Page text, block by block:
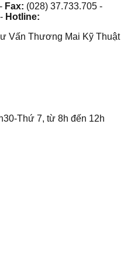
- Fax: (028) 37.733.705 -
- Hotline:
Vấn Thương Mai Kỹ Thuật
Thứ 7, từ 8h đến 12h